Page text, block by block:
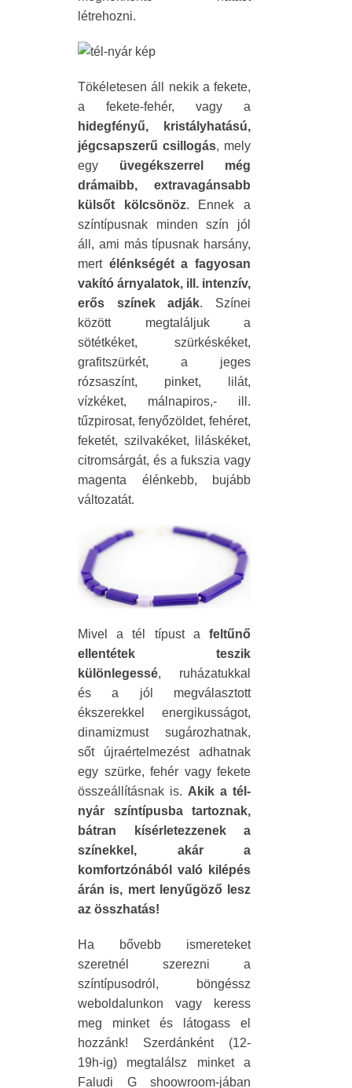
létrehozni.
Tökéletesen áll nekik a fekete,
a fekete-fehér, vagy a
hidegfényű, kristályhatású,
jégcsapszerű csillogás, mely
egy üvegékszerrel még
drámaibb, extravagánsabb
külsőt kölcsönöz. Ennek a
színtípusnak minden szín jól
áll, ami más típusnak harsány,
mert élénkségét a fagyosan
vakító árnyalatok, ill. intenzív,
erős színek adják. Színei
között megtaláljuk a
sötétkéket, szürkéskéket,
grafitszürkét, a jeges
rózsaszínt, pinket, lilát,
vízkéket, málnapiros,- ill.
tűzpirosat, fenyőzöldet, fehéret,
feketét, szilvakéket, liláskéket,
citromsárgát, és a fukszia vagy
magenta élénkebb, bujább
változatát.
Mivel a tél típust a feltűnő
ellentétek teszik
különlegessé, ruházatukkal
és a jól megválasztott
ékszerekkel energikusságot,
dinamizmust sugározhatnak,
sőt újraértelmezést adhatnak
egy szürke, fehér vagy fekete
összeállításnak is. Akik a tél-
nyár színtípusba tartoznak,
bátran kísérletezzenek a
színekkel, akár a
komfortzónából való kilépés
árán is, mert lenyűgöző lesz
az összhatás!
Ha bővebb ismereteket
szeretnél szerezni a
színtípusodról, böngéssz
weboldalunkon vagy keress
meg minket és látogass el
hozzánk! Szerdánként (12-
19h-ig) megtalálsz minket a
Faludi G shoowroom-jában